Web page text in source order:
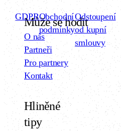
Může se hodit
O nás
Partneři
Pro partnery
Kontakt
Hliněné
tipy
GDPRObchodní
podmínky
Odstoupení
od kupní
smlouvy